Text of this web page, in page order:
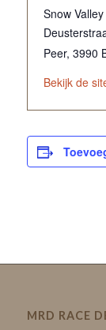
Snow Valley
Peer, 3990
Bekijk de
MRD RACE